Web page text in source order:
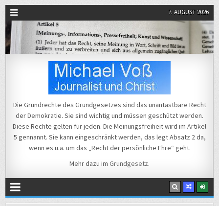
7. AUGUST 2026
Michael Voß
Die Grundrechte des Grundgesetzes sind das unantastbare Recht
der Demokratie. Sie sind wichtig und müssen geschützt werden.
Diese Rechte gelten für jeden. Die Meinungsfreiheit wird im Artikel
5 gennannt. Sie kann eingeschränkt werden, das legt Absatz 2 da,
wenn es u.a. um das „Recht der persönliche Ehre“ geht.
Mehr dazu im Grundgesetz.